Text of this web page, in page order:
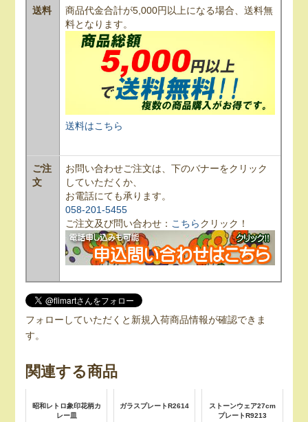
送料
商品代金合計が5,000円以上になる場合、送料無
料となります。
送料はこちら
ご注
文
お問い合わせご注文は、下のバナーをクリック
していただくか、
お電話にても承ります。
058-201-5455
ご注文及び問い合わせ： こちらクリック！
フォローしていただくと新規入荷商品情報が確認できま
す。
関連する商品
昭和レトロ象印花柄カ
レー皿
ガラスプレートR2614
ストーンウェア27cm
プレートR9213